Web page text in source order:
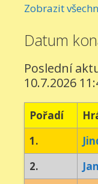
Zobrazit
Datum
Poslední
10.7.2026
Pořadí
1.
2.